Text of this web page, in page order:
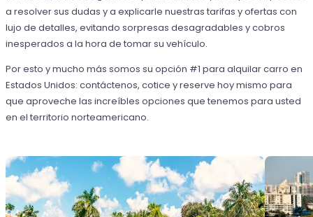
a resolver sus dudas y a explicarle nuestras tarifas y ofertas con
lujo de detalles, evitando sorpresas desagradables y cobros
inesperados a la hora de tomar su vehículo.
Por esto y mucho más somos su opción #1 para alquilar carro en
Estados Unidos: contáctenos, cotice y reserve hoy mismo para
que aproveche las increíbles opciones que tenemos para usted
en el territorio norteamericano.